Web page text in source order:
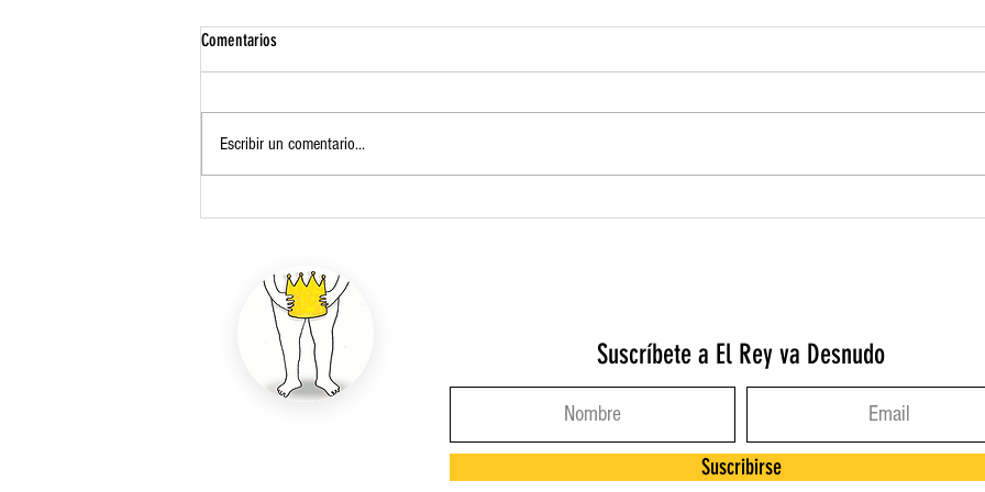
Comentarios
Escribir un comentario...
Suscríbete a El Rey va Desnudo
Suscribirse